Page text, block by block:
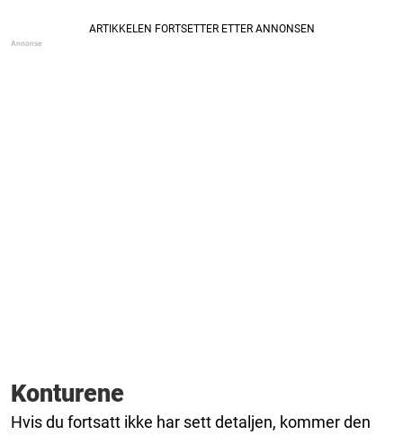
Konturene
Hvis du fortsatt ikke har sett detaljen, kommer den